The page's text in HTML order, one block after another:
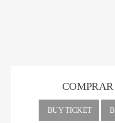
BUY TICKET